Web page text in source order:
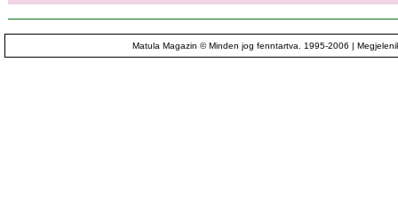
Matula Magazin © Minden jog fenntartva. 1995-2006 |